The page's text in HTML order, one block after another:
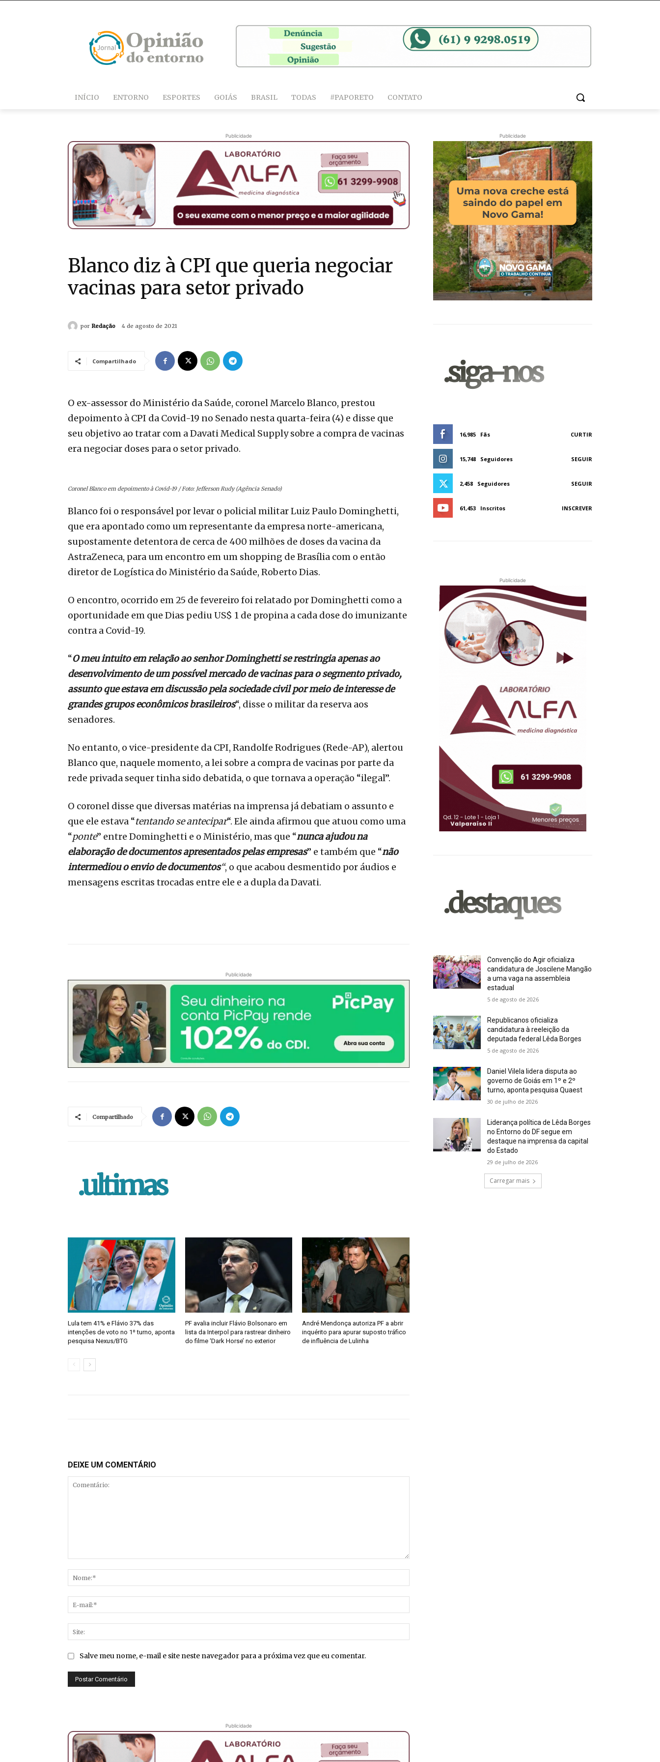
INÍCIO ENTORNO ESPORTES GOIÁS BRASIL TODAS #PAPORETO CONTATO
Publicidade
Blanco diz à CPI que queria negociar
vacinas para setor privado
por Redação 4 de agosto de 2021
Compartilhado
O ex-assessor do Ministério da Saúde, coronel Marcelo Blanco, prestou
depoimento à CPI da Covid-19 no Senado nesta quarta-feira (4) e disse que
seu objetivo ao tratar com a Davati Medical Supply sobre a compra de vacinas
era negociar doses para o setor privado.
Coronel Blanco em depoimento à Covid-19 / Foto: Jefferson Rudy (Agência Senado)
Blanco foi o responsável por levar o policial militar Luiz Paulo Dominghetti,
que era apontado como um representante da empresa norte-americana,
supostamente detentora de cerca de 400 milhões de doses da vacina da
AstraZeneca, para um encontro em um shopping de Brasília com o então
diretor de Logística do Ministério da Saúde, Roberto Dias.
O encontro, ocorrido em 25 de fevereiro foi relatado por Dominghetti como a
oportunidade em que Dias pediu US$ 1 de propina a cada dose do imunizante
contra a Covid-19.
“O meu intuito em relação ao senhor Dominghetti se restringia apenas ao
desenvolvimento de um possível mercado de vacinas para o segmento privado,
assunto que estava em discussão pela sociedade civil por meio de interesse de
grandes grupos econômicos brasileiros“, disse o militar da reserva aos
senadores.
No entanto, o vice-presidente da CPI, Randolfe Rodrigues (Rede-AP), alertou
Blanco que, naquele momento, a lei sobre a compra de vacinas por parte da
rede privada sequer tinha sido debatida, o que tornava a operação “ilegal”.
O coronel disse que diversas matérias na imprensa já debatiam o assunto e
que ele estava “tentando se antecipar“. Ele ainda afirmou que atuou como uma
“ponte” entre Dominghetti e o Ministério, mas que “nunca ajudou na
elaboração de documentos apresentados pelas empresas” e também que “não
intermediou o envio de documentos“, o que acabou desmentido por áudios e
mensagens escritas trocadas entre ele e a dupla da Davati.
Publicidade
Compartilhado
.ultimas
Lula tem 41% e Flávio 37% das
intenções de voto no 1º turno, aponta
pesquisa Nexus/BTG
PF avalia incluir Flávio Bolsonaro em
lista da Interpol para rastrear dinheiro
do filme ‘Dark Horse’ no exterior
André Mendonça autoriza PF a abrir
inquérito para apurar suposto tráfico
de influência de Lulinha
DEIXE UM COMENTÁRIO
mail:*
Salve meu nome, e-mail e site neste navegador para a próxima vez que eu comentar.
Publicidade
Publicidade
.siga-nos
16,985 Fãs CURTIR
15,748 Seguidores SEGUIR
2,458 Seguidores SEGUIR
61,453 Inscritos INSCREVER
Publicidade
.destaques
Convenção do Agir oficializa
candidatura de Joscilene Mangão
a uma vaga na assembleia
estadual
5 de agosto de 2026
Republicanos oficializa
candidatura à reeleição da
deputada federal Lêda Borges
5 de agosto de 2026
Daniel Vilela lidera disputa ao
governo de Goiás em 1º e 2º
turno, aponta pesquisa Quaest
30 de julho de 2026
Liderança política de Lêda Borges
no Entorno do DF segue em
destaque na imprensa da capital
do Estado
29 de julho de 2026
Carregar mais